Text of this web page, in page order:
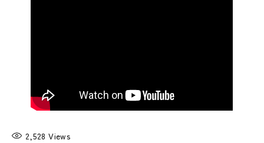
2,528 Views